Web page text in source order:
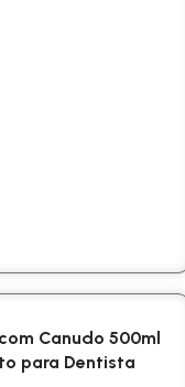
Canudo 500ml
para Dentista